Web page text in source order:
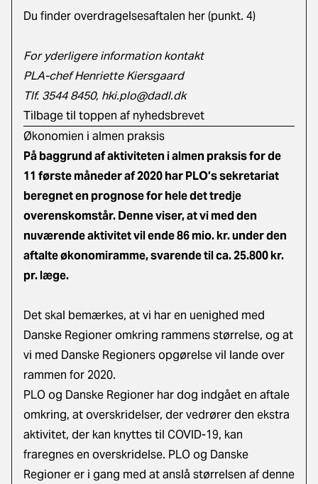
Du finder overdragelsesaftalen her(punkt. 4)
For yderligere information kontakt
PLA-chef Henriette Kiersgaard
Tlf. 3544 8450, hki.plo@dadl.dk
Tilbage til toppen af nyhedsbrevet
Økonomien i almen praksis
På baggrund af aktiviteten i almen praksis for de
11 første måneder af 2020 har PLO’s sekretariat
beregnet en prognose for hele det tredje
overenskomstår. Denne viser, at vi med den
nuværende aktivitet vil ende 86 mio. kr. under den
aftalte økonomiramme, svarende til ca. 25.800 kr.
pr. læge.
Det skal bemærkes, at vi har en uenighed med
Danske Regioner omkring rammens størrelse, og at
vi med Danske Regioners opgørelse vil lande over
rammen for 2020.
PLO og Danske Regioner har dog indgået en aftale
omkring, at overskridelser, der vedrører den ekstra
aktivitet, der kan knyttes til COVID-19, kan
fraregnes en overskridelse. PLO og Danske
Regioner er i gang med at anslå størrelsen af denne